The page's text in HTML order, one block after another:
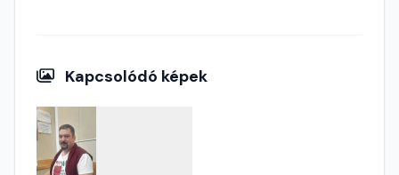
Kapcsolódó képek